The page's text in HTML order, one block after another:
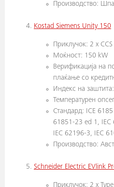
Производство:
Kostad Siemens Unity 150
Приклучок: 2 x CCS
Моќност: 150 kW
Верификација на
плаќање со
Индекс на
Температурен
Стандард: ICE
61851-23 ed 1,
IEC 62196-3, IEC
Производство:
Schneider Electric EVlink
Приклучок: 2 x